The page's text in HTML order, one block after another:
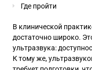
Где пройти
В клинической
достаточно широко.
ультразвука:
К тому же,